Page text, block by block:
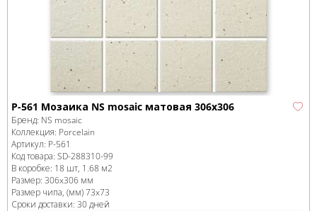
P-561 Мозаика NS mosaic матовая 306x306
Бренд: NS mosaic
Коллекция: Porcelain
Артикул: P-561
Код товара: SD-288310-99
В коробке: 18 шт, 1.68 м2
Размер: 306x306 мм
Размер чипа, (мм)73x73
Сроки доставки: 30 дней